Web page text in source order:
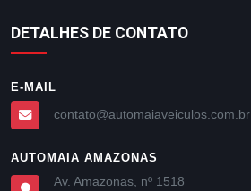
DETALHES DE CONTATO
E-MAIL
contato@automaiaveiculos.com.br
AUTOMAIA AMAZONAS
Av. Amazonas, nº 1518